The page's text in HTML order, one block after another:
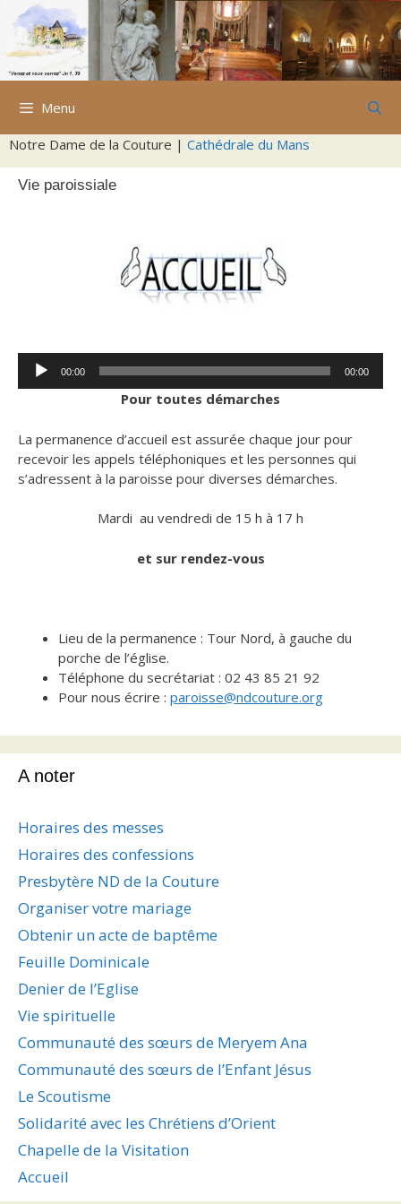
Aller
contenu
Menu
Notre Dame de la Couture | Cathédrale du Mans
Vie paroissiale
Lecteur
audio
00:00 00:00
Pour toutes démarches
La permanence d’accueil est assurée chaque jour pour
recevoir les appels téléphoniques et les personnes qui
s’adressent à la paroisse pour diverses démarches.
Mardi au vendredi de 15 h à 17 h
et sur rendez-vous
Lieu de la permanence : Tour Nord, à gauche du
porche de l’église.
Téléphone du secrétariat : 02 43 85 21 92
Pour nous écrire : paroisse@ndcouture.org
A noter
Horaires des messes
Horaires des confessions
Presbytère ND de la Couture
Organiser votre mariage
Obtenir un acte de baptême
Feuille Dominicale
Denier de l’Eglise
Vie spirituelle
Communauté des sœurs de Meryem Ana
Communauté des sœurs de l’Enfant Jésus
Le Scoutisme
Solidarité avec les Chrétiens d’Orient
Chapelle de la Visitation
Accueil